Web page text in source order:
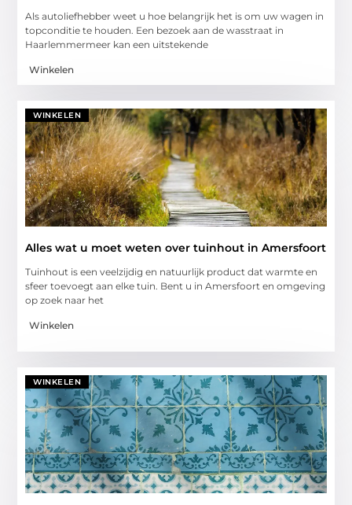
Als autoliefhebber weet u hoe belangrijk het is om uw wagen in
topconditie te houden. Een bezoek aan de wasstraat in
Haarlemmermeer kan een uitstekende
Winkelen
WINKELEN
Alles wat u moet weten over tuinhout in Amersfoort
Tuinhout is een veelzijdig en natuurlijk product dat warmte en
sfeer toevoegt aan elke tuin. Bent u in Amersfoort en omgeving
op zoek naar het
Winkelen
WINKELEN